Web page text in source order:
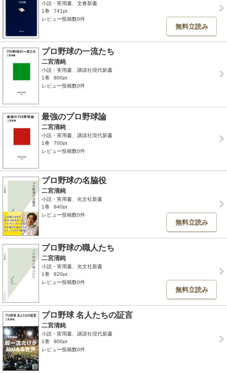
小説・実用書、文春新書
1巻
741pt
レビュー投稿数0件
無料立読み
プロ野球の一流たち
二宮清純
小説・実用書、講談社現代新書
1巻
800pt
レビュー投稿数0件
最強のプロ野球論
二宮清純
小説・実用書、講談社現代新書
1巻
700pt
レビュー投稿数0件
プロ野球の名脇役
二宮清純
小説・実用書、光文社新書
1巻
840pt
レビュー投稿数0件
無料立読み
プロ野球の職人たち
二宮清純
小説・実用書、光文社新書
1巻
820pt
レビュー投稿数0件
無料立読み
プロ野球 名人たちの証言
二宮清純
小説・実用書、講談社現代新書
1巻
900pt
レビュー投稿数0件